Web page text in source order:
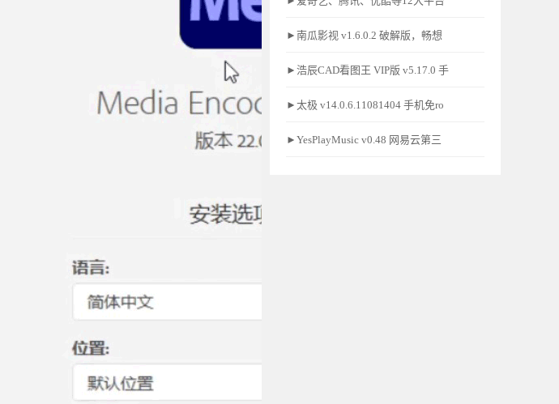
►南瓜影视 v1.6.0.2 破解版，畅想
►浩辰CAD看图王 VIP版 v5.17.0 手
►太极 v14.0.6.11081404 手机免ro
►YesPlayMusic v0.48 网易云第三